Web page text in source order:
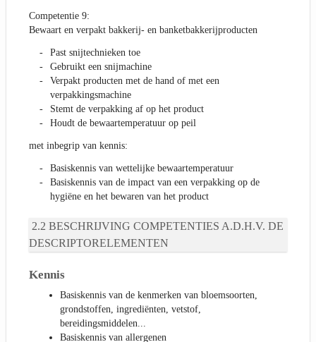
Competentie 9:
Bewaart en verpakt bakkerij- en banketbakkerijproducten
Past snijtechnieken toe
Gebruikt een snijmachine
Verpakt producten met de hand of met een
verpakkingsmachine
Stemt de verpakking af op het product
Houdt de bewaartemperatuur op peil
met inbegrip van kennis:
Basiskennis van wettelijke bewaartemperatuur
Basiskennis van de impact van een verpakking op de
hygiëne en het bewaren van het product
BESCHRIJVING COMPETENTIES A.D.H.V. DE
DESCRIPTORELEMENTEN
Kennis
Basiskennis van de kenmerken van bloemsoorten,
grondstoffen, ingrediënten, vetstof,
bereidingsmiddelen...
Basiskennis van allergenen